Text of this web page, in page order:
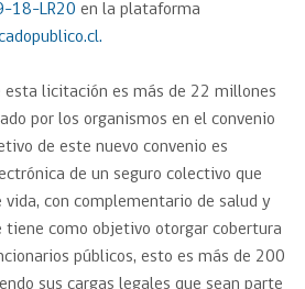
18-LR20 en la plataforma
esta licitación es más de 22 millones
por los organismos en el convenio
de este nuevo convenio es
de un seguro colectivo que
vida, con complementario de salud y
tiene como objetivo otorgar cobertura
públicos, esto es más de 200
sus cargas legales que sean parte